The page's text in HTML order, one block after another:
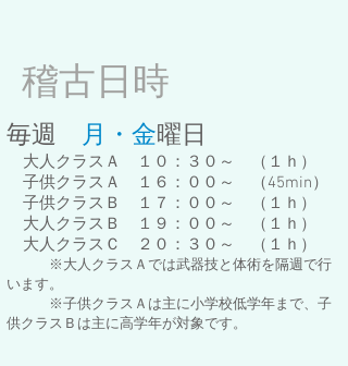
稽古日時
毎週 月・金曜日
大人クラスＡ １０：３０～ （１ｈ）
子供クラスＡ １６：００～ （45min）
子供クラスＢ １７：００～ （１ｈ）
大人クラスＢ １９：００～ （１ｈ）
大人クラスＣ ２０：３０～ （１ｈ）
※大人クラスＡでは武器技と体術を隔週で行
います。
※子供クラスＡは主に小学校低学年まで、子
供クラスＢは主に高学年が対象です。